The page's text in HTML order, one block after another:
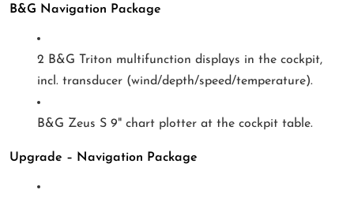
B&G Navigation Package
2 B&G Triton multifunction displays in the cockpit,
incl. transducer (wind/depth/speed/temperature).
B&G Zeus S 9" chart plotter at the cockpit table.
Upgrade – Navigation Package